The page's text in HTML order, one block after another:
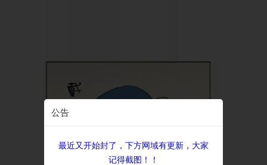
公告
最近又开始封了，下方网域有更新，大家
记得截图！！